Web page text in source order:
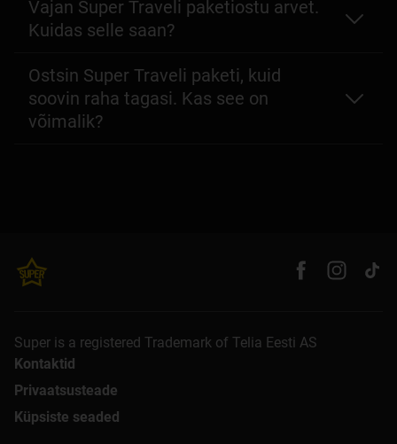
Vajan Super Traveli paketiostu arvet.
Kuidas selle saan?
Ostsin Super Traveli paketi, kuid
soovin raha tagasi. Kas see on
võimalik?
Super is a registered Trademark of Telia Eesti AS
Kontaktid
Privaatsusteade
Küpsiste seaded